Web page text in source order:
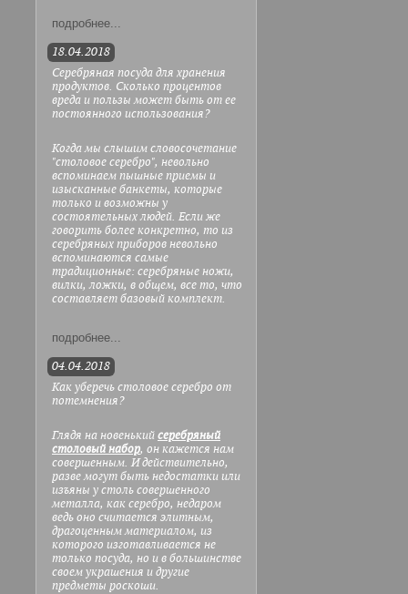
подробнее...
18.04.2018
Серебряная посуда для хранения
продуктов. Сколько процентов
вреда и пользы может быть от ее
постоянного использования?
Когда мы слышим словосочетание
"столовое серебро", невольно
вспоминаем пышные приемы и
изысканные банкеты, которые
только и возможны у
состоятельных людей. Если же
говорить более конкретно, то из
серебряных приборов невольно
вспоминаются самые
традиционные: серебряные ножи,
вилки, ложки, в общем, все то, что
составляет базовый комплект.
подробнее...
04.04.2018
Как уберечь столовое серебро от
потемнения?
Глядя на новенький серебряный
столовый набор, он кажется нам
совершенным. И действительно,
разве могут быть недостатки или
изъяны у столь совершенного
металла, как серебро, недаром
ведь оно считается элитным,
драгоценным материалом, из
которого изготавливается не
только посуда, но и в большинстве
своем украшения и другие
предметы роскоши.